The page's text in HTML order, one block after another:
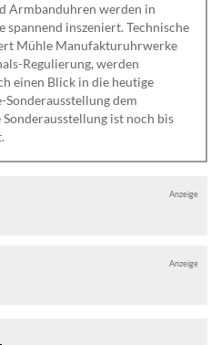
Armbanduhren werden in
inszeniert. Technische
Mühle Manufakturuhrwerke
Regulierung, werden
einen Blick in die heutige
dem
ist noch bis
Anzeige
Anzeige